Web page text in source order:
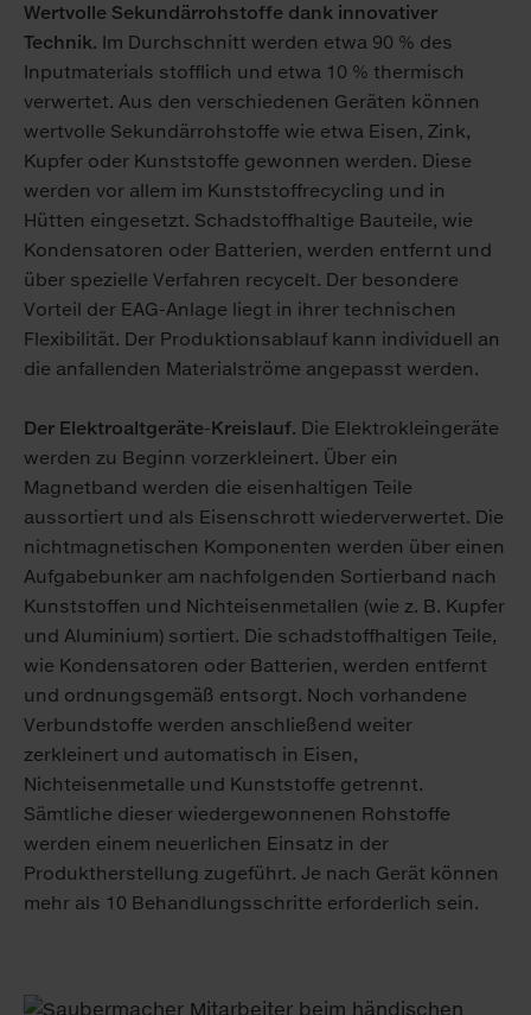
Wertvolle Sekundärrohstoffe dank innovativer
Technik. Im Durchschnitt werden etwa 90 % des
Inputmaterials stofflich und etwa 10 % thermisch
verwertet. Aus den verschiedenen Geräten können
wertvolle Sekundärrohstoffe wie etwa Eisen, Zink,
Kupfer oder Kunststoffe gewonnen werden. Diese
werden vor allem im Kunststoffrecycling und in
Hütten eingesetzt. Schadstoffhaltige Bauteile, wie
Kondensatoren oder Batterien, werden entfernt und
über spezielle Verfahren recycelt. Der besondere
Vorteil der EAG-Anlage liegt in ihrer technischen
Flexibilität. Der Produktionsablauf kann individuell an
die anfallenden Materialströme angepasst werden.
Der Elektroaltgeräte-Kreislauf. Die Elektrokleingeräte
werden zu Beginn vorzerkleinert. Über ein
Magnetband werden die eisenhaltigen Teile
aussortiert und als Eisenschrott wiederverwertet. Die
nichtmagnetischen Komponenten werden über einen
Aufgabebunker am nachfolgenden Sortierband nach
Kunststoffen und Nichteisenmetallen (wie z. B. Kupfer
und Aluminium) sortiert. Die schadstoffhaltigen Teile,
wie Kondensatoren oder Batterien, werden entfernt
und ordnungsgemäß entsorgt. Noch vorhandene
Verbundstoffe werden anschließend weiter
zerkleinert und automatisch in Eisen,
Nichteisenmetalle und Kunststoffe getrennt.
Sämtliche dieser wiedergewonnenen Rohstoffe
werden einem neuerlichen Einsatz in der
Produktherstellung zugeführt. Je nach Gerät können
mehr als 10 Behandlungsschritte erforderlich sein.